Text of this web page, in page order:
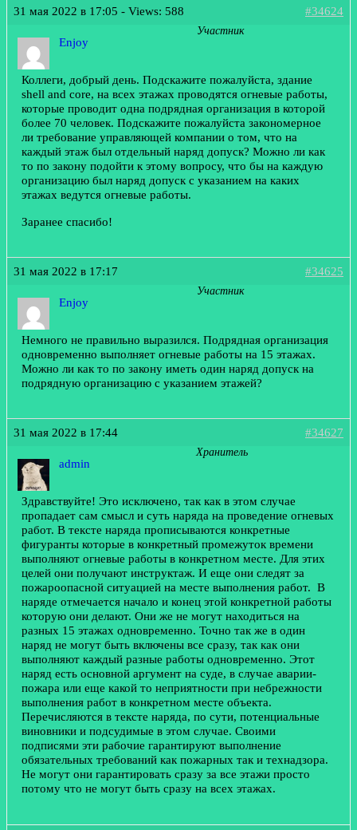
31 мая 2022 в 17:05 - Views: 588 #34624
Enjoy
Участник
Коллеги, добрый день. Подскажите пожалуйста, здание
shell and core, на всех этажах проводятся огневые работы,
которые проводит одна подрядная организация в которой
более 70 человек. Подскажите пожалуйста закономерное
ли требование управляющей компании о том, что на
каждый этаж был отдельный наряд допуск? Можно ли как
то по закону подойти к этому вопросу, что бы на каждую
организацию был наряд допуск с указанием на каких
этажах ведутся огневые работы.
Заранее спасибо!
31 мая 2022 в 17:17 #34625
Enjoy
Участник
Немного не правильно выразился. Подрядная организация
одновременно выполняет огневые работы на 15 этажах.
Можно ли как то по закону иметь один наряд допуск на
подрядную организацию с указанием этажей?
31 мая 2022 в 17:44 #34627
admin
Хранитель
Здравствуйте! Это исключено, так как в этом случае
пропадает сам смысл и суть наряда на проведение огневых
работ. В тексте наряда прописываются конкретные
фигуранты которые в конкретный промежуток времени
выполняют огневые работы в конкретном месте. Для этих
целей они получают инструктаж. И еще они следят за
пожароопасной ситуацией на месте выполнения работ. В
наряде отмечается начало и конец этой конкретной работы
которую они делают. Они же не могут находиться на
разных 15 этажах одновременно. Точно так же в один
наряд не могут быть включены все сразу, так как они
выполняют каждый разные работы одновременно. Этот
наряд есть основной аргумент на суде, в случае аварии-
пожара или еще какой то неприятности при небрежности
выполнения работ в конкретном месте объекта.
Перечисляются в тексте наряда, по сути, потенциальные
виновники и подсудимые в этом случае. Своими
подписями эти рабочие гарантируют выполнение
обязательных требований как пожарных так и технадзора.
Не могут они гарантировать сразу за все этажи просто
потому что не могут быть сразу на всех этажах.